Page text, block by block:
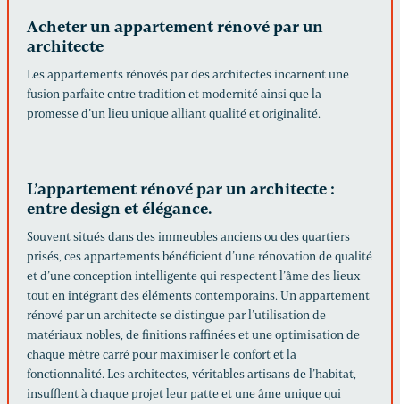
Acheter un appartement rénové par un
architecte
Les appartements rénovés par des architectes incarnent une
fusion parfaite entre tradition et modernité ainsi que la
promesse d’un lieu unique alliant qualité et originalité.
L’appartement rénové par un architecte :
entre design et élégance.
Souvent situés dans des immeubles anciens ou des quartiers
prisés, ces appartements bénéficient d’une rénovation de qualité
et d’une conception intelligente qui respectent l’âme des lieux
tout en intégrant des éléments contemporains. Un appartement
rénové par un architecte se distingue par l’utilisation de
matériaux nobles, de finitions raffinées et une optimisation de
chaque mètre carré pour maximiser le confort et la
fonctionnalité. Les architectes, véritables artisans de l’habitat,
insufflent à chaque projet leur patte et une âme unique qui